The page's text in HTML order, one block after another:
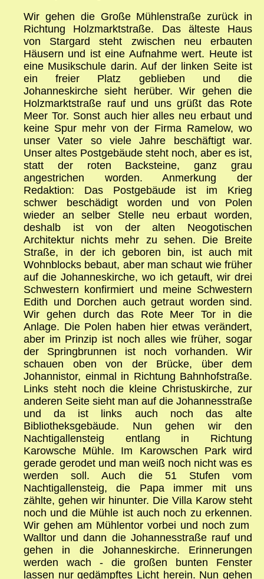
Wir gehen die Große Mühlenstraße zurück in
Richtung Holzmarktstraße. Das älteste Haus
von Stargard steht zwischen neu erbauten
Häusern und ist eine Aufnahme wert. Heute ist
eine Musikschule darin. Auf der linken Seite ist
ein freier Platz geblieben und die
Johanneskirche sieht herüber. Wir gehen die
Holzmarktstraße rauf und uns grüßt das Rote
Meer Tor. Sonst auch hier alles neu erbaut und
keine Spur mehr von der Firma Ramelow, wo
unser Vater so viele Jahre beschäftigt war.
Unser altes Postgebäude steht noch, aber es ist,
statt der roten Backsteine, ganz grau
angestrichen worden. Anmerkung der
Redaktion: Das Postgebäude ist im Krieg
schwer beschädigt worden und von Polen
wieder an selber Stelle neu erbaut worden,
deshalb ist von der alten Neogotischen
Architektur nichts mehr zu sehen. Die Breite
Straße, in der ich geboren bin, ist auch mit
Wohnblocks bebaut, aber man schaut wie früher
auf die Johanneskirche, wo ich getauft, wir drei
Schwestern konfirmiert und meine Schwestern
Edith und Dorchen auch getraut worden sind.
Wir gehen durch das Rote Meer Tor in die
Anlage. Die Polen haben hier etwas verändert,
aber im Prinzip ist noch alles wie früher, sogar
der Springbrunnen ist noch vorhanden. Wir
schauen oben von der Brücke, über dem
Johannistor, einmal in Richtung Bahnhofstraße.
Links steht noch die kleine Christuskirche, zur
anderen Seite sieht man auf die Johannesstraße
und da ist links auch noch das alte
Bibliotheksgebäude. Nun gehen wir den
Nachtigallensteig entlang in Richtung
Karowsche Mühle. Im Karowschen Park wird
gerade gerodet und man weiß noch nicht was es
werden soll. Auch die 51 Stufen vom
Nachtigallensteig, die Papa immer mit uns
zählte, gehen wir hinunter. Die Villa Karow steht
noch und die Mühle ist auch noch zu erkennen.
Wir gehen am Mühlentor vorbei und noch zum
Walltor und dann die Johannesstraße rauf und
gehen in die Johanneskirche. Erinnerungen
werden wach - die großen bunten Fenster
lassen nur gedämpftes Licht herein. Nun gehen